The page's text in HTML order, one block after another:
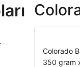
Colorado
350 gram